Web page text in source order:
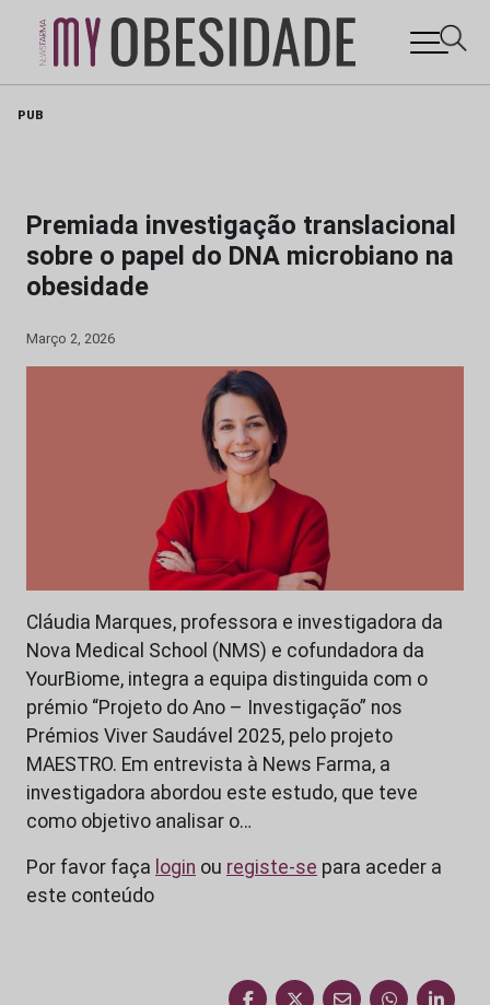
PUB
Premiada investigação translacional
sobre o papel do DNA microbiano na
obesidade
Março 2, 2026
Cláudia Marques, professora e investigadora da
Nova Medical School (NMS) e cofundadora da
YourBiome, integra a equipa distinguida com o
prémio “Projeto do Ano – Investigação” nos
Prémios Viver Saudável 2025, pelo projeto
MAESTRO. Em entrevista à News Farma, a
investigadora abordou este estudo, que teve
como objetivo analisar o…
Por favor faça login ou registe-se para aceder a
este conteúdo